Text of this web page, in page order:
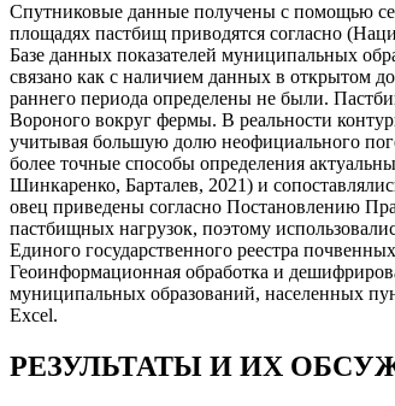
Спутниковые данные получены с помощью
площадях пастбищ приводятся согласно
Базе данных показателей муниципальных
связано как с наличием данных в открытом
раннего периода определены не были.
Вороного вокруг фермы. В реальности
учитывая большую долю неофициального
более точные способы определения
Шинкаренко, Барталев, 2021) и
овец приведены согласно Постановлению
пастбищных нагрузок, поэтому
Единого государственного реестра
Геоинформационная обработка и
муниципальных образований, населенных
Excel.
РЕЗУЛЬТАТЫ И ИХ